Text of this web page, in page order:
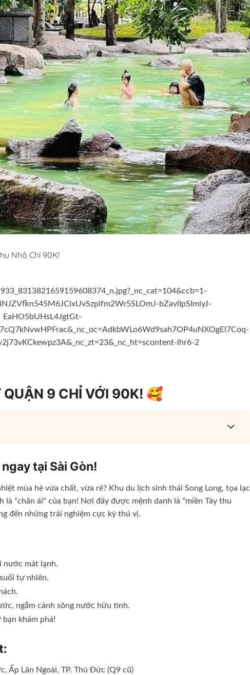
Nhỏ Chỉ 90K!
QUẬN 9 CHỈ VỚI 90K! 🥰
tại Sài Gòn!
mùa hè vừa chất, vừa rẻ? Khu du lịch sinh thái Song Long, tọa lạc
là "chân ái" của bạn! Nơi đây được mệnh danh là "miền Tây thu
đến những trải nghiệm cực kỳ thú vị.
nước mát lạnh.
tự nhiên.
ngắm cảnh sông nước hữu tình.
khám phá!
Ấp Lân Ngoài, TP. Thủ Đức (Q9 cũ)